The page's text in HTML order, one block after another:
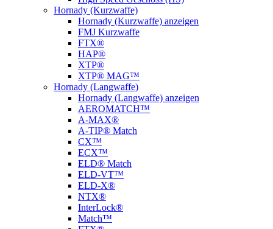
Hornady (Kurzwaffe)
Hornady (Kurzwaffe) anzeigen
FMJ Kurzwaffe
FTX®
HAP®
XTP®
XTP® MAG™
Hornady (Langwaffe)
Hornady (Langwaffe) anzeigen
AEROMATCH™
A-MAX®
A-TIP® Match
CX™
ECX™
ELD® Match
ELD‑VT™
ELD-X®
NTX®
InterLock®
Match™